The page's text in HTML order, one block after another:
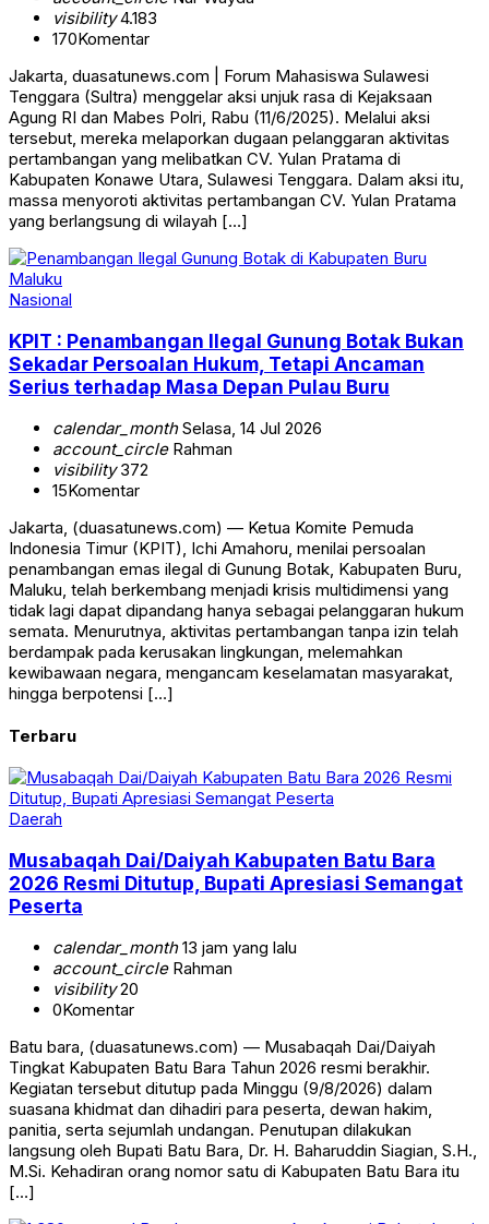
visibility4.183
170Komentar
Jakarta, duasatunews.com | Forum Mahasiswa Sulawesi
Tenggara (Sultra) menggelar aksi unjuk rasa di Kejaksaan
Agung RI dan Mabes Polri, Rabu (11/6/2025). Melalui aksi
tersebut, mereka melaporkan dugaan pelanggaran aktivitas
pertambangan yang melibatkan CV. Yulan Pratama di
Kabupaten Konawe Utara, Sulawesi Tenggara. Dalam aksi itu,
massa menyoroti aktivitas pertambangan CV. Yulan Pratama
yang berlangsung di wilayah […]
Nasional
KPIT : Penambangan Ilegal Gunung Botak Bukan
Sekadar Persoalan Hukum, Tetapi Ancaman
Serius terhadap Masa Depan Pulau Buru
calendar_monthSelasa, 14 Jul 2026
account_circleRahman
visibility372
15Komentar
Jakarta, (duasatunews.com) — Ketua Komite Pemuda
Indonesia Timur (KPIT), Ichi Amahoru, menilai persoalan
penambangan emas ilegal di Gunung Botak, Kabupaten Buru,
Maluku, telah berkembang menjadi krisis multidimensi yang
tidak lagi dapat dipandang hanya sebagai pelanggaran hukum
semata. Menurutnya, aktivitas pertambangan tanpa izin telah
berdampak pada kerusakan lingkungan, melemahkan
kewibawaan negara, mengancam keselamatan masyarakat,
hingga berpotensi […]
Terbaru
Daerah
Musabaqah Dai/Daiyah Kabupaten Batu Bara
2026 Resmi Ditutup, Bupati Apresiasi Semangat
Peserta
calendar_month13 jam yang lalu
account_circleRahman
visibility20
0Komentar
Batu bara, (duasatunews.com) — Musabaqah Dai/Daiyah
Tingkat Kabupaten Batu Bara Tahun 2026 resmi berakhir.
Kegiatan tersebut ditutup pada Minggu (9/8/2026) dalam
suasana khidmat dan dihadiri para peserta, dewan hakim,
panitia, serta sejumlah undangan. Penutupan dilakukan
langsung oleh Bupati Batu Bara, Dr. H. Baharuddin Siagian, S.H.,
M.Si. Kehadiran orang nomor satu di Kabupaten Batu Bara itu
[…]